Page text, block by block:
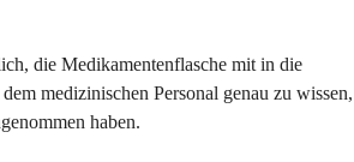
die Medikamentenflasche mit in die
medizinischen Personal genau zu wissen,
haben.